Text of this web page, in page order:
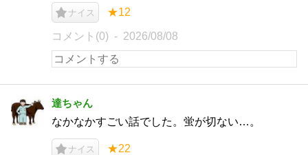
ナイス ★12
コメント(0) 2026/08/08
達ちゃん
なかなかすごい話でした。蛍が切ない…。
ナイス ★22